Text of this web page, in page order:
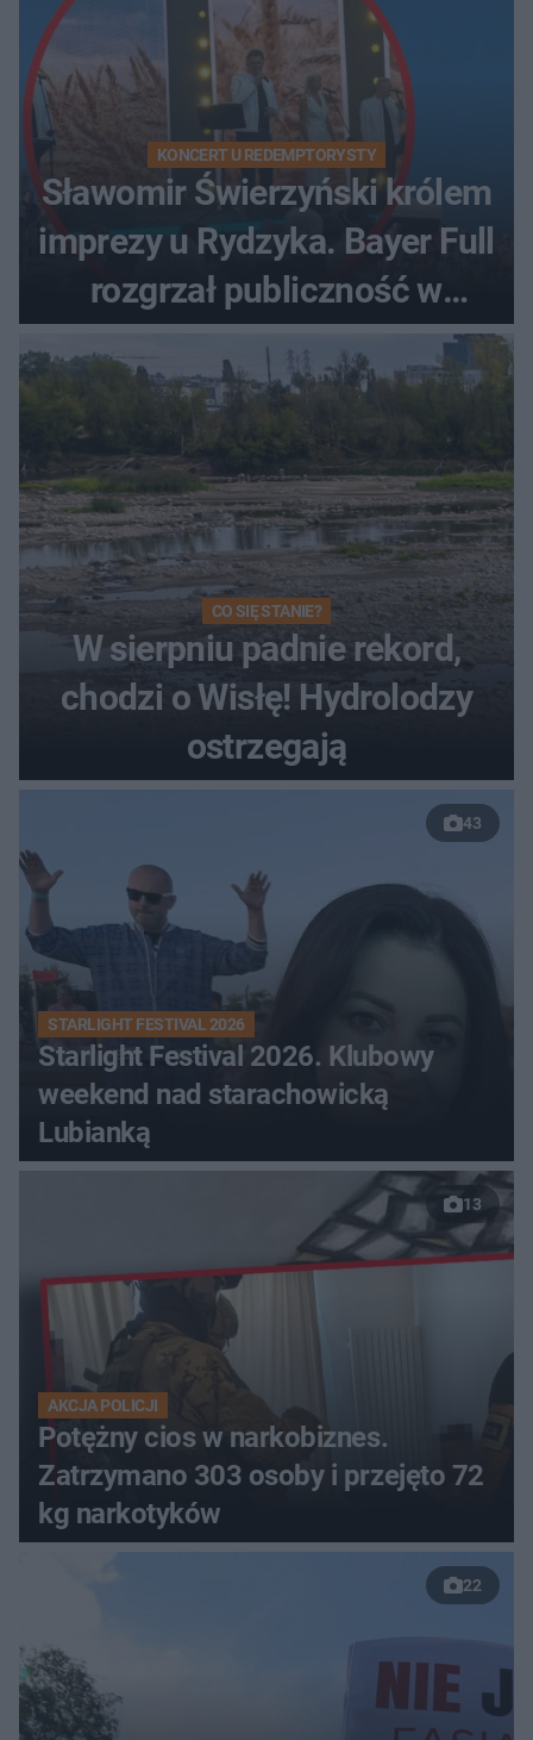
KONCERT U REDEMPTORYSTY
Sławomir Świerzyński królem
imprezy u Rydzyka. Bayer Full
rozgrzał publiczność w
Toruniu
CO SIĘ STANIE?
W sierpniu padnie rekord,
chodzi o Wisłę! Hydrolodzy
ostrzegają
43
STARLIGHT FESTIVAL 2026
Starlight Festival 2026. Klubowy
weekend nad starachowicką
Lubianką
13
AKCJA POLICJI
Potężny cios w narkobiznes.
Zatrzymano 303 osoby i przejęto 72
kg narkotyków
22